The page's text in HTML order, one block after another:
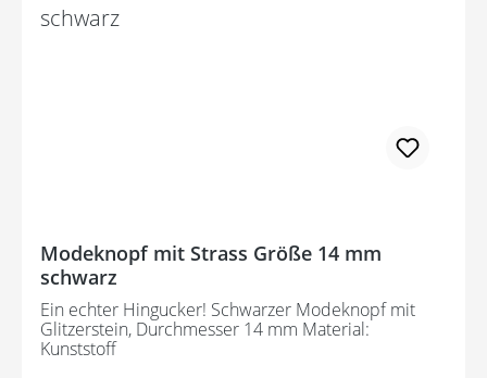
Modeknopf mit Strass Größe 14 mm
schwarz
Ein echter Hingucker! Schwarzer Modeknopf mit
Glitzerstein, Durchmesser 14 mm Material:
Kunststoff